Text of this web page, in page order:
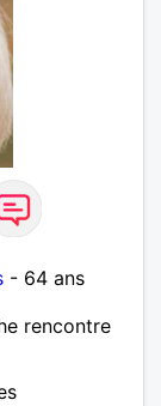
- 64 ans
rencontre